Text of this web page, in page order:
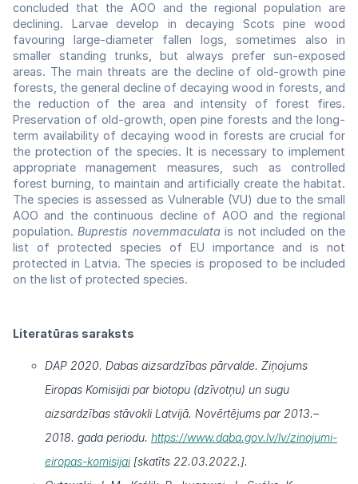
concluded that the AOO and the regional population are
declining. Larvae develop in decaying Scots pine wood
favouring large-diameter fallen logs, sometimes also in
smaller standing trunks, but always prefer sun-exposed
areas. The main threats are the decline of old-growth pine
forests, the general decline of decaying wood in forests, and
the reduction of the area and intensity of forest fires.
Preservation of old-growth, open pine forests and the long-
term availability of decaying wood in forests are crucial for
the protection of the species. It is necessary to implement
appropriate management measures, such as controlled
forest burning, to maintain and artificially create the habitat.
The species is assessed as Vulnerable (VU) due to the small
AOO and the continuous decline of AOO and the regional
population.Buprestis novemmaculatais not included on the
list of protected species of EU importance and is not
protected in Latvia. The species is proposed to be included
on the list of protected species.
Literatūras saraksts
DAP 2020. Dabas aizsardzības pārvalde. Ziņojums
Eiropas Komisijai par biotopu (dzīvotņu) un sugu
aizsardzības stāvokli Latvijā. Novērtējums par 2013.–
2018. gada periodu. https://www.daba.gov.lv/lv/zinojumi-
eiropas-komisijai[skatīts 22.03.2022.].